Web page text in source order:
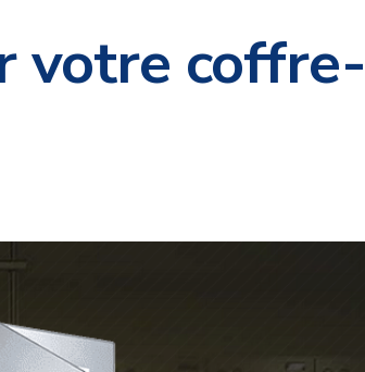
votre coffre-